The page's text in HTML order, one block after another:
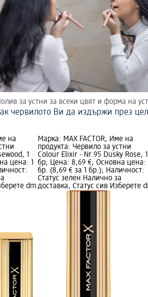
за устни за всеки цвят и форма на
червилото Ви да издържи през
на
1
цена: 1
dm
Марка: MAX FACTOR; Име на
продукта: Червило за устни
Colour Elixir - Nr.95 Dusky Rose, 1
бр; Цена: 8,69 €; Основна цена:
бр. (8,69 € за 1 бр.); Наличност:
Статус зелен Налично за
доставка, Статус сив Изберете